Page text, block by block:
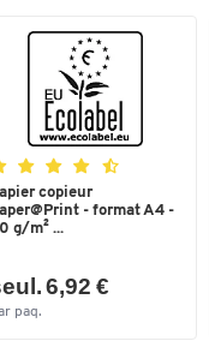
copieur
- format A4 -
g/m² ...
6,92 €
paq.